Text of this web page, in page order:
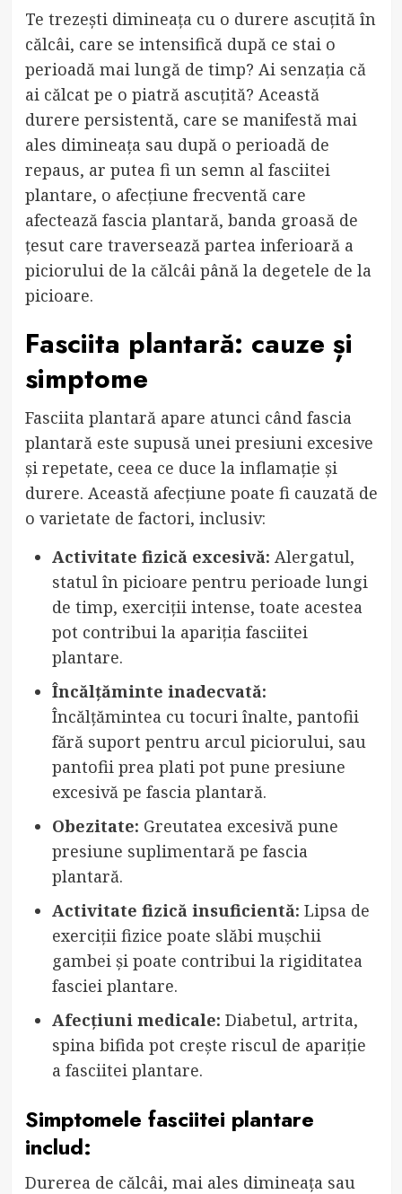
Te trezești dimineața cu o durere ascuțită în
călcâi, care se intensifică după ce stai o
perioadă mai lungă de timp? Ai senzația că
ai călcat pe o piatră ascuțită? Această
durere persistentă, care se manifestă mai
ales dimineața sau după o perioadă de
repaus, ar putea fi un semn al fasciitei
plantare, o afecțiune frecventă care
afectează fascia plantară, banda groasă de
țesut care traversează partea inferioară a
piciorului de la călcâi până la degetele de la
picioare.
Fasciita plantară: cauze și
simptome
Fasciita plantară apare atunci când fascia
plantară este supusă unei presiuni excesive
și repetate, ceea ce duce la inflamație și
durere. Această afecțiune poate fi cauzată de
o varietate de factori, inclusiv:
Activitate fizică excesivă: Alergatul,
statul în picioare pentru perioade lungi
de timp, exerciții intense, toate acestea
pot contribui la apariția fasciitei
plantare.
Încălțăminte inadecvată:
Încălțămintea cu tocuri înalte, pantofii
fără suport pentru arcul piciorului, sau
pantofii prea plati pot pune presiune
excesivă pe fascia plantară.
Obezitate: Greutatea excesivă pune
presiune suplimentară pe fascia
plantară.
Activitate fizică insuficientă: Lipsa de
exerciții fizice poate slăbi mușchii
gambei și poate contribui la rigiditatea
fasciei plantare.
Afecțiuni medicale: Diabetul, artrita,
spina bifida pot crește riscul de apariție
a fasciitei plantare.
Simptomele fasciitei plantare
includ:
Durerea de călcâi, mai ales dimineața sau